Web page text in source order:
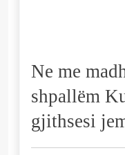
Ne me
shpallëm
gjithsesi